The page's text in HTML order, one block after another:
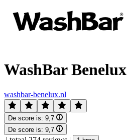
WashBar Benelux
washbar-benelux.nl
De score is: 9,7
De score is: 9,7